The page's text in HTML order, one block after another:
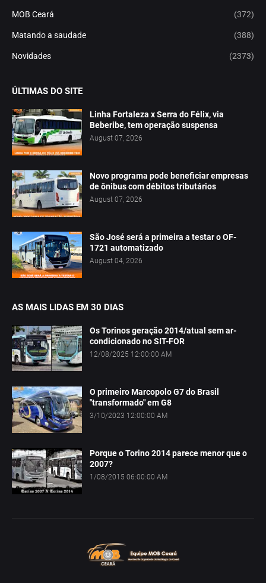
MOB Ceará (372)
Matando a saudade (388)
Novidades (2373)
ÚLTIMAS DO SITE
Linha Fortaleza x Serra do Félix, via
Beberibe, tem operação suspensa
August 07, 2026
Novo programa pode beneficiar empresas
de ônibus com débitos tributários
August 07, 2026
São José será a primeira a testar o OF-
1721 automatizado
August 04, 2026
AS MAIS LIDAS EM 30 DIAS
Os Torinos geração 2014/atual sem ar-
condicionado no SIT-FOR
12/08/2025 12:00:00 AM
O primeiro Marcopolo G7 do Brasil
"transformado" em G8
3/10/2023 12:00:00 AM
Porque o Torino 2014 parece menor que o
2007?
1/08/2015 06:00:00 AM